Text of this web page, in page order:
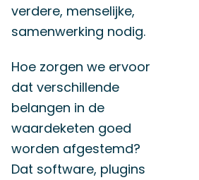
verdere, menselijke,
samenwerking nodig.
Hoe zorgen we ervoor
dat verschillende
belangen in de
waardeketen goed
worden afgestemd?
Dat software, plugins